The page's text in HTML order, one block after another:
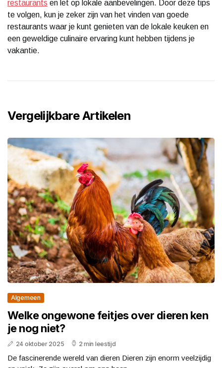
restaurants en let op lokale aanbevelingen. Door deze tips
te volgen, kun je zeker zijn van het vinden van goede
restaurants waar je kunt genieten van de lokale keuken en
een geweldige culinaire ervaring kunt hebben tijdens je
vakantie.
Vergelijkbare Artikelen
Algemeen
Welke ongewone feitjes over dieren ken
je nog niet?
24 oktober 2025 2 min leestijd
De fascinerende wereld van dieren Dieren zijn enorm veelzijdig